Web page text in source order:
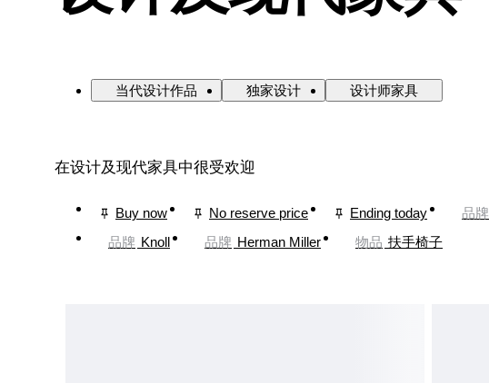
当代设计作品 独家设计 设计师家具
在设计及现代家具中很受欢迎
Buy now No reserve price Ending today 品牌
品牌 Knoll 品牌 Herman Miller 物品 扶手椅子